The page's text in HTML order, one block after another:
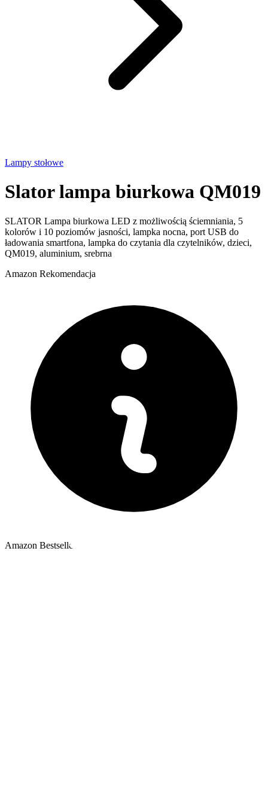
Lampy stołowe
Slator lampa biurkowa QM019
SLATOR Lampa biurkowa LED z możliwością ściemniania, 5
kolorów i 10 poziomów jasności, lampka nocna, port USB do
ładowania smartfona, lampka do czytania dla czytelników, dzieci,
QM019, aluminium, srebrna
Amazon Rekomendacja
Amazon Bestseller